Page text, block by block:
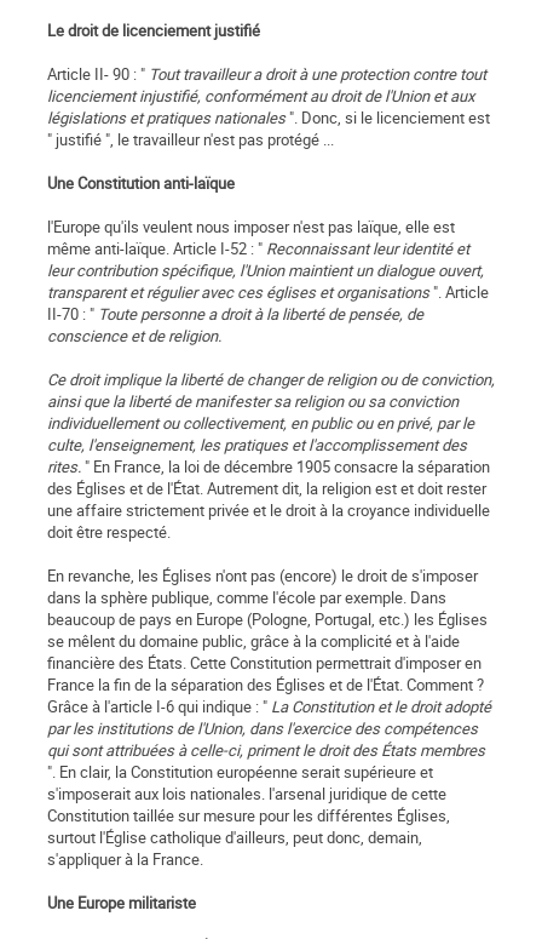
Le droit de licenciement justifié
Article II- 90 : " Tout travailleur a droit à une protection contre tout
licenciement injustifié, conformément au droit de l'Union et aux
législations et pratiques nationales". Donc, si le licenciement est
" justifié ", le travailleur n'est pas protégé ...
Une Constitution anti-laïque
l'Europe qu'ils veulent nous imposer n'est pas laïque, elle est
même anti-laïque. Article I-52 : " Reconnaissant leur identité et
leur contribution spécifique, l'Union maintient un dialogue ouvert,
transparent et régulier avec ces églises et organisations". Article
II-70 : " Toute personne a droit à la liberté de pensée, de
conscience et de religion.
Ce droit implique la liberté de changer de religion ou de conviction,
ainsi que la liberté de manifester sa religion ou sa conviction
individuellement ou collectivement, en public ou en privé, par le
culte, l'enseignement, les pratiques et l'accomplissement des
rites." En France, la loi de décembre 1905 consacre la séparation
des Églises et de l'État. Autrement dit, la religion est et doit rester
une affaire strictement privée et le droit à la croyance individuelle
doit être respecté.
En revanche, les Églises n'ont pas (encore) le droit de s'imposer
dans la sphère publique, comme l'école par exemple. Dans
beaucoup de pays en Europe (Pologne, Portugal, etc.) les Églises
se mêlent du domaine public, grâce à la complicité et à l'aide
financière des États. Cette Constitution permettrait d'imposer en
France la fin de la séparation des Églises et de l'État. Comment ?
Grâce à l'article I-6 qui indique : " La Constitution et le droit adopté
par les institutions de l'Union, dans l'exercice des compétences
qui sont attribuées à celle-ci, priment le droit des États membres
". En clair, la Constitution européenne serait supérieure et
s'imposerait aux lois nationales. l'arsenal juridique de cette
Constitution taillée sur mesure pour les différentes Églises,
surtout l'Église catholique d'ailleurs, peut donc, demain,
s'appliquer à la France.
Une Europe militariste